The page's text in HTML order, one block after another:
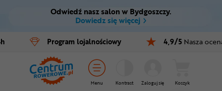
Ctrl M
Menu główne
Informacje o produkcie
Odwiedź nasz salon w Bydgoszczy.
Dowiedz się więcej
Program lojalnościowy 4,9/5 Nasza
Menu Kontrast Zaloguj się Koszyk
Rowery
E-bike
Części